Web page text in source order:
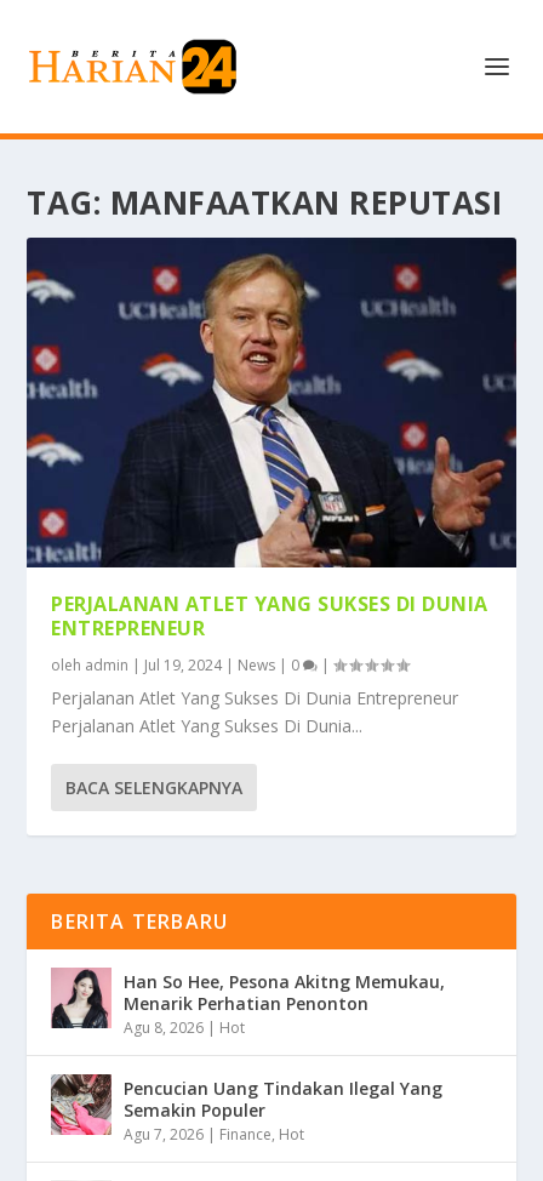
TAG: MANFAATKAN REPUTASI
PERJALANAN ATLET YANG SUKSES DI DUNIA
ENTREPRENEUR
oleh admin | Jul 19, 2024| News | 0 |
Perjalanan Atlet Yang Sukses Di Dunia Entrepreneur
Perjalanan Atlet Yang Sukses Di Dunia...
BACA SELENGKAPNYA
BERITA TERBARU
Han So Hee, Pesona Akitng Memukau,
Menarik Perhatian Penonton
Agu 8, 2026 | Hot
Pencucian Uang Tindakan Ilegal Yang
Semakin Populer
Agu 7, 2026 | Finance, Hot